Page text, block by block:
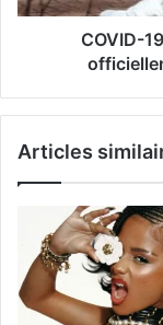
COVID-
Articles